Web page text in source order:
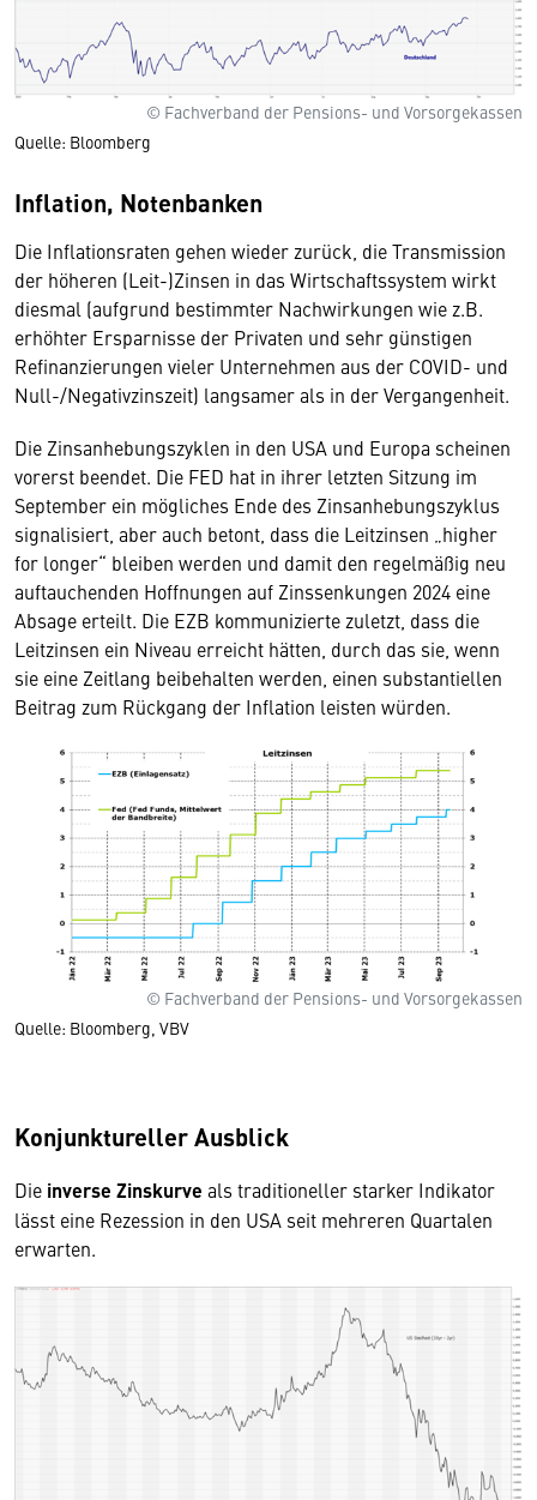
© Fachverband der Pensions- und Vorsorgekassen
Quelle: Bloomberg
Inflation, Notenbanken
Die Inflationsraten gehen wieder zurück, die Transmission
der höheren (Leit-)Zinsen in das Wirtschaftssystem wirkt
diesmal (aufgrund bestimmter Nachwirkungen wie z.B.
erhöhter Ersparnisse der Privaten und sehr günstigen
Refinanzierungen vieler Unternehmen aus der COVID- und
Null-/Negativzinszeit) langsamer als in der Vergangenheit.
Die Zinsanhebungszyklen in den USA und Europa scheinen
vorerst beendet. Die FED hat in ihrer letzten Sitzung im
September ein mögliches Ende des Zinsanhebungszyklus
signalisiert, aber auch betont, dass die Leitzinsen „higher
for longer“ bleiben werden und damit den regelmäßig neu
auftauchenden Hoffnungen auf Zinssenkungen 2024 eine
Absage erteilt. Die EZB kommunizierte zuletzt, dass die
Leitzinsen ein Niveau erreicht hätten, durch das sie, wenn
sie eine Zeitlang beibehalten werden, einen substantiellen
Beitrag zum Rückgang der Inflation leisten würden.
© Fachverband der Pensions- und Vorsorgekassen
Quelle: Bloomberg, VBV
Konjunktureller Ausblick
Die inverse Zinskurve als traditioneller starker Indikator
lässt eine Rezession in den USA seit mehreren Quartalen
erwarten.